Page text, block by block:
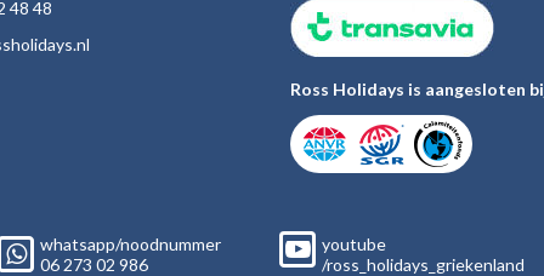
48 48
s.nl
Ross Holidays is aangesloten
whatsapp/noodnummer
06 273 02 986
youtube
/ross_holidays_griekenland